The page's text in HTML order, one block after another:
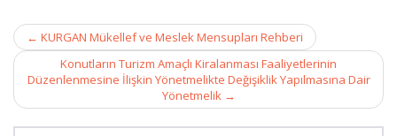
Post
navigation
← KURGAN Mükellef ve Meslek Mensupları Rehberi
Konutların Turizm Amaçlı Kiralanması Faaliyetlerinin
Düzenlenmesine İlişkin Yönetmelikte Değişiklik Yapılmasına Dair
Yönetmelik →